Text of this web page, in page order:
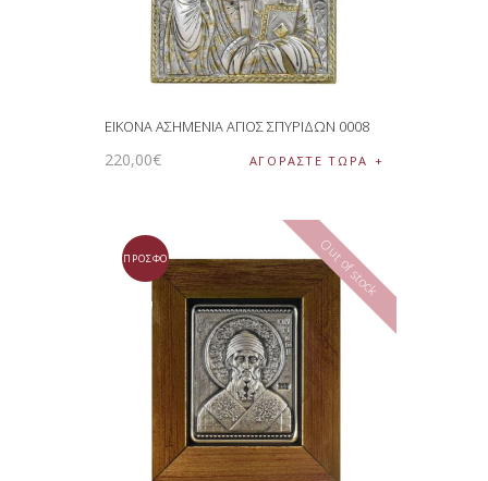
ΕΙΚΟΝΑ ΑΣΗΜΕΝΙΑ ΑΓΙΟΣ ΣΠΥΡΙΔΩΝ 0008
220,00€ ΑΓΟΡΑΣΤΕ ΤΩΡΑ
Out of stock
ΠΡΟΣΦΟ
ΡΆ!